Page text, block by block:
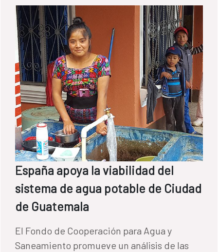
España apoya la viabilidad del
sistema de agua potable de Ciudad
de Guatemala
El Fondo de Cooperación para Agua y
Saneamiento promueve un análisis de las